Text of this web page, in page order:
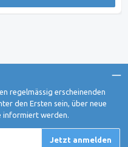
regelmässig erscheinenden
den Ersten sein, über neue
werden.
Jetzt anmelden